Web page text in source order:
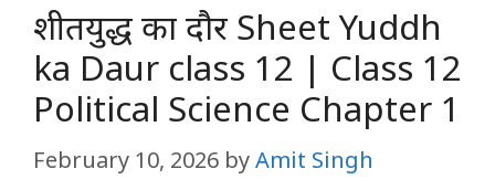
शीतयुद्ध का दौर Sheet Yuddh
ka Daur class 12 | Class 12
Political Science Chapter 1
February 10, 2026 byAmit Singh